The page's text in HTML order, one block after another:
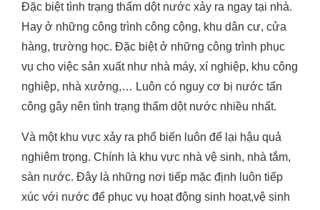
Đặc biệt tình trạng thấm dột nước xảy ra ngay tại nhà.
Hay ở những công trình công cộng, khu dân cư, cửa
hàng, trường học. Đặc biệt ở những công trình phục
vụ cho việc sản xuất như nhà máy, xí nghiệp, khu công
nghiệp, nhà xưởng,… Luôn có nguy cơ bị nước tấn
công gây nên tình trạng thấm dột nước nhiều nhất.
Và một khu vực xảy ra phổ biến luôn để lại hậu quả
nghiêm trọng. Chính là khu vực nhà vệ sinh, nhà tắm,
sàn nước. Đây là những nơi tiếp mặc định luôn tiếp
xúc với nước để phục vụ hoạt động sinh hoạt,vệ sinh